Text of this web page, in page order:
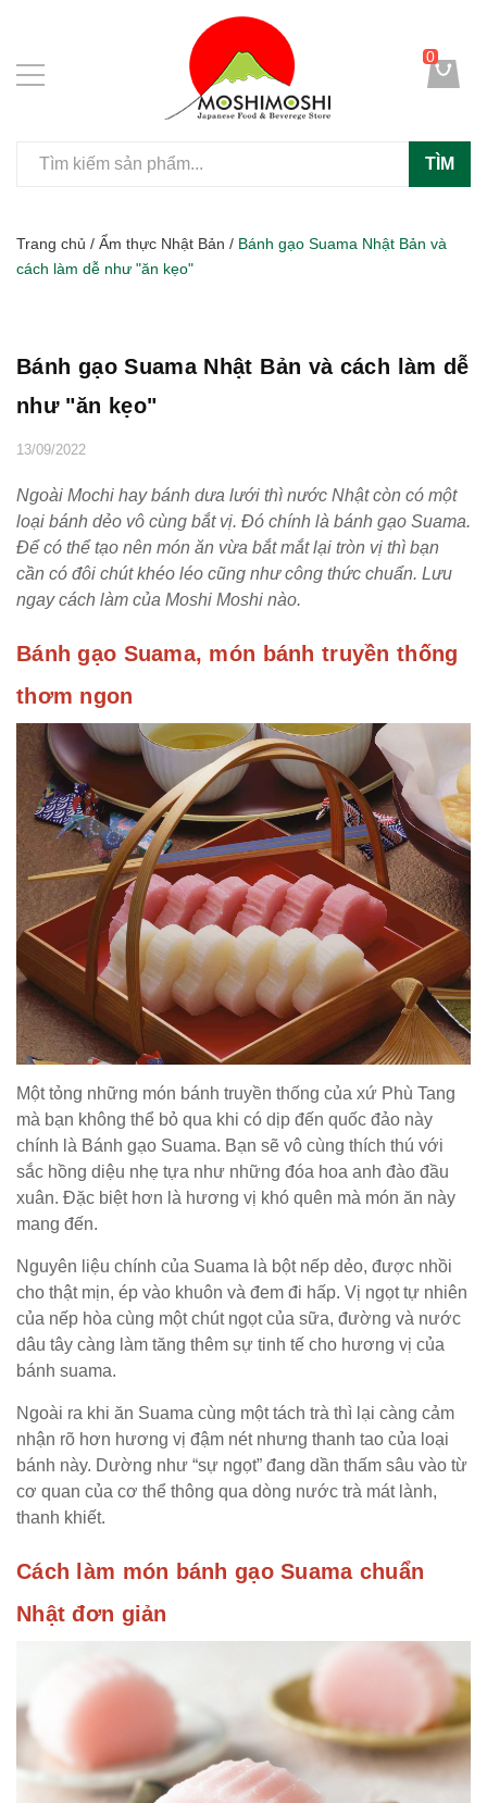
TÌM
0
Trang chủ / Ẩm thực Nhật Bản / Bánh gạo Suama Nhật Bản và
cách làm dễ như "ăn kẹo"
Bánh gạo Suama Nhật Bản và cách làm dễ
như "ăn kẹo"
13/09/2022
Ngoài Mochi hay bánh dưa lưới thì nước Nhật còn có một
loại bánh dẻo vô cùng bắt vị. Đó chính là bánh gạo Suama.
Để có thể tạo nên món ăn vừa bắt mắt lại tròn vị thì bạn
cần có đôi chút khéo léo cũng như công thức chuẩn. Lưu
ngay cách làm của Moshi Moshi nào.
Bánh gạo Suama, món bánh truyền thống
thơm ngon
Một tỏng những món bánh truyền thống của xứ Phù Tang
mà bạn không thể bỏ qua khi có dịp đến quốc đảo này
chính là Bánh gạo Suama. Bạn sẽ vô cùng thích thú với
sắc hồng diệu nhẹ tựa như những đóa hoa anh đào đầu
xuân. Đặc biệt hơn là hương vị khó quên mà món ăn này
mang đến.
Nguyên liệu chính của Suama là bột nếp dẻo, được nhồi
cho thật mịn, ép vào khuôn và đem đi hấp. Vị ngọt tự nhiên
của nếp hòa cùng một chút ngọt của sữa, đường và nước
dâu tây càng làm tăng thêm sự tinh tế cho hương vị của
bánh suama.
Ngoài ra khi ăn Suama cùng một tách trà thì lại càng cảm
nhận rõ hơn hương vị đậm nét nhưng thanh tao của loại
bánh này. Dường như “sự ngọt” đang dần thấm sâu vào từ
cơ quan của cơ thể thông qua dòng nước trà mát lành,
thanh khiết.
Cách làm món bánh gạo Suama chuẩn
Nhật đơn giản